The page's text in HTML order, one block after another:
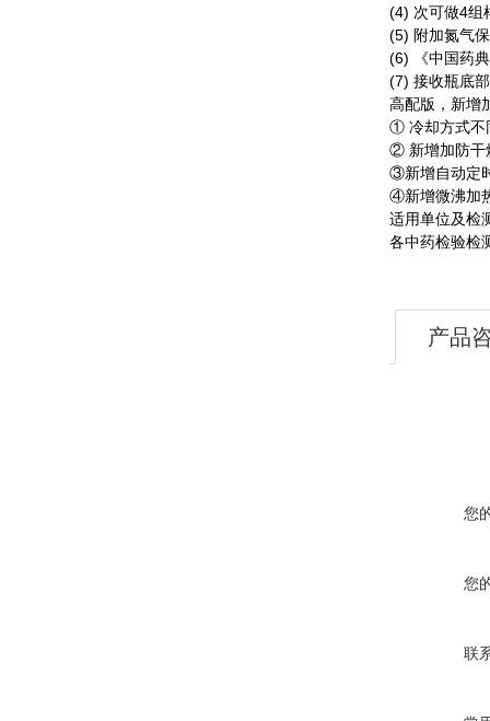
(4) 次可做4组
(5) 附加氮气
(6)
《中国药
(7) 接收瓶底
高配版，新增
① 冷却方式不
② 新增加防干
③新增自动定
④新增微沸加
适用单位及检
各中药检验检
产品
您
您
联